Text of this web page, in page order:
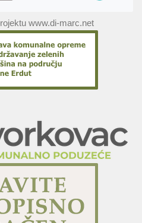
www.di-marc.net